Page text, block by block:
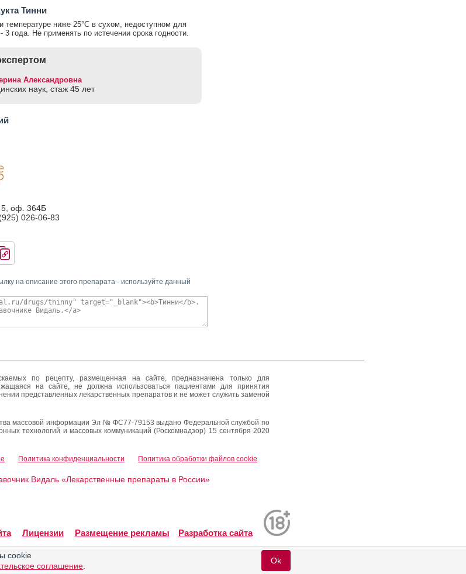
Тинни
температуре ниже 25°C в сухом, недоступном для
года. Не применять по истечении срока годности.
Александровна
наук, стаж 45 лет
5, оф. 364Б
026-06-83
на описание этого препарата - используйте данный
по рецепту, размещенная на сайте, предназначена только для
на сайте, не должна использоваться пациентами для принятия
представленных лекарственных препаратов и не может служить заменой
массовой информации Эл № ФС77-79153 выдано Федеральной службой по
технологий и массовых коммуникаций (Роскомнадзор) 15 сентября 2020
Политика конфиденциальности Политика обработки файлов cookie
Видаль «Лекарственные препараты в России»
Лицензии Размещение рекламы Разработка сайта
cookie
соглашение
Ok